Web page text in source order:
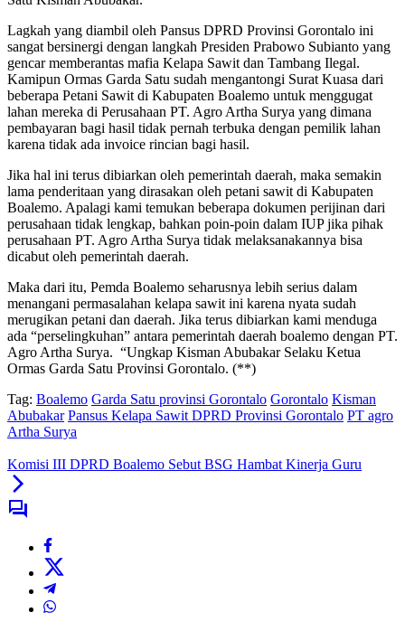
Lagkah yang diambil oleh Pansus DPRD Provinsi Gorontalo ini
sangat bersinergi dengan langkah Presiden Prabowo Subianto yang
gencar memberantas mafia Kelapa Sawit dan Tambang Ilegal.
Kamipun Ormas Garda Satu sudah mengantongi Surat Kuasa dari
beberapa Petani Sawit di Kabupaten Boalemo untuk menggugat
lahan mereka di Perusahaan PT. Agro Artha Surya yang dimana
pembayaran bagi hasil tidak pernah terbuka dengan pemilik lahan
karena tidak ada invoice rincian bagi hasil.
Jika hal ini terus dibiarkan oleh pemerintah daerah, maka semakin
lama penderitaan yang dirasakan oleh petani sawit di Kabupaten
Boalemo. Apalagi kami temukan beberapa dokumen perijinan dari
perusahaan tidak lengkap, bahkan poin-poin dalam IUP jika pihak
perusahaan PT. Agro Artha Surya tidak melaksanakannya bisa
dicabut oleh pemerintah daerah.
Maka dari itu, Pemda Boalemo seharusnya lebih serius dalam
menangani permasalahan kelapa sawit ini karena nyata sudah
merugikan petani dan daerah. Jika terus dibiarkan kami menduga
ada “perselingkuhan” antara pemerintah daerah boalemo dengan PT.
Agro Artha Surya. “Ungkap Kisman Abubakar Selaku Ketua
Ormas Garda Satu Provinsi Gorontalo. (**)
Tag: Boalemo Garda Satu provinsi Gorontalo Gorontalo Kisman
Abubakar Pansus Kelapa Sawit DPRD Provinsi Gorontalo PT agro
Artha Surya
Komisi III DPRD Boalemo Sebut BSG Hambat Kinerja Guru